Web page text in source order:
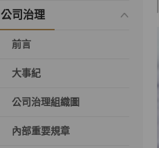
公司治理
前言
大事紀
公司治理組織圖
內部重要規章